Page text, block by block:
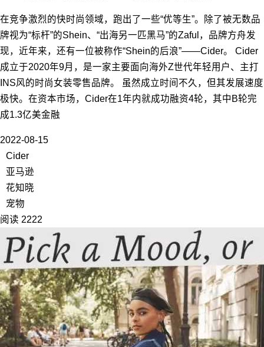
在竞争激烈的快时尚领域，跑出了一些“优等生”。除了被无数品
牌视为“标杆”的Shein、“出海另一匹黑马”的Zaful，品牌方舟发
现，近年来，还有一位被称作“Shein的后浪”——Cider。 Cider
成立于2020年9月，是一家主要面向海外Z世代年轻用户、主打
INS风的时尚女装零售品牌。 虽然成立时间不久，但其发展速度
极快。在资本市场，Cider在1年内就成功融资4轮，其中B轮完
成1.3亿美金融
2022-08-15
Cider
亚马逊
花知晓
宠物
阅读 2222